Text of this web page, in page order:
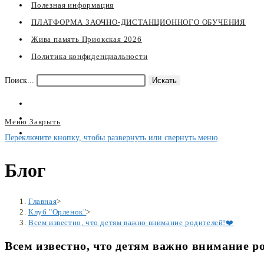
Полезная информация
ПЛАТФОРМА ЗАОЧНО-ДИСТАНЦИОННОГО ОБУЧЕНИЯ
Жива память Приокская 2026
Политика конфиденциальности
Поиск... Искать
Меню Закрыть
Переключите кнопку, чтобы развернуть или свернуть меню
Блог
Главная>
Клуб "Орленок">
Всем известно, что детям важно внимание родителей!❤️
Всем известно, что детям важно внимание